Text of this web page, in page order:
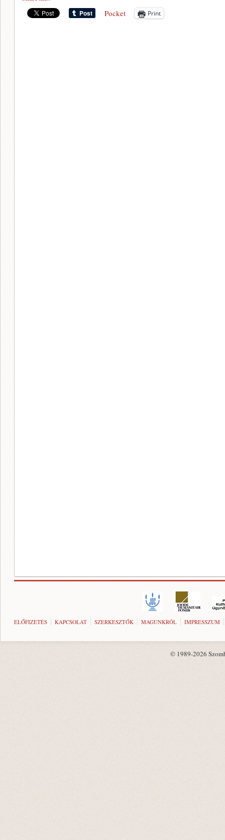
Pocket Print
ELŐFIZETÉS KAPCSOLAT SZERKESZTŐK MAGUNKRÓL IMPRESSZUM
© 1989-2026